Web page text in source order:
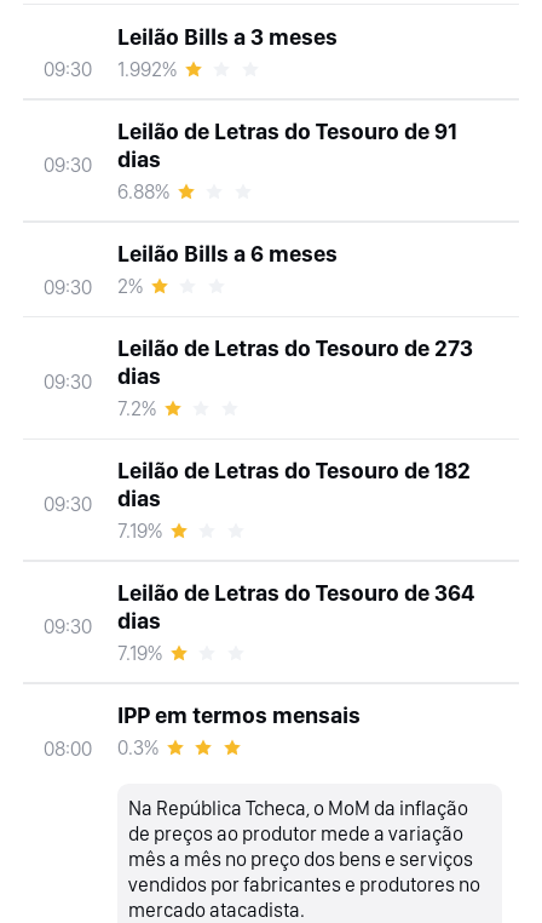
09:30
Leilão Bills a 3 meses
1.992%
09:30
Leilão de Letras do Tesouro de 91
dias
6.88%
09:30
Leilão Bills a 6 meses
2%
09:30
Leilão de Letras do Tesouro de 273
dias
7.2%
09:30
Leilão de Letras do Tesouro de 182
dias
7.19%
09:30
Leilão de Letras do Tesouro de 364
dias
7.19%
08:00
IPP em termos mensais
0.3%
Na República Tcheca, o MoM da inflação
de preços ao produtor mede a variação
mês a mês no preço dos bens e serviços
vendidos por fabricantes e produtores no
mercado atacadista.